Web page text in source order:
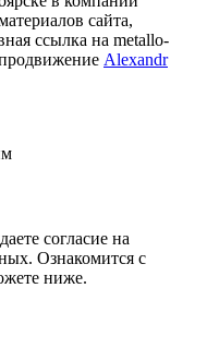
сайта,
ссылка на metallo-
Alexandr
согласие на
Ознакомится с
ниже.